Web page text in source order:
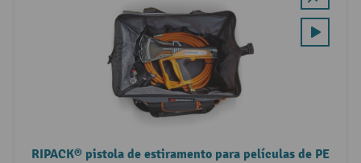
RIPACK® pistola de estiramento para películas de PE